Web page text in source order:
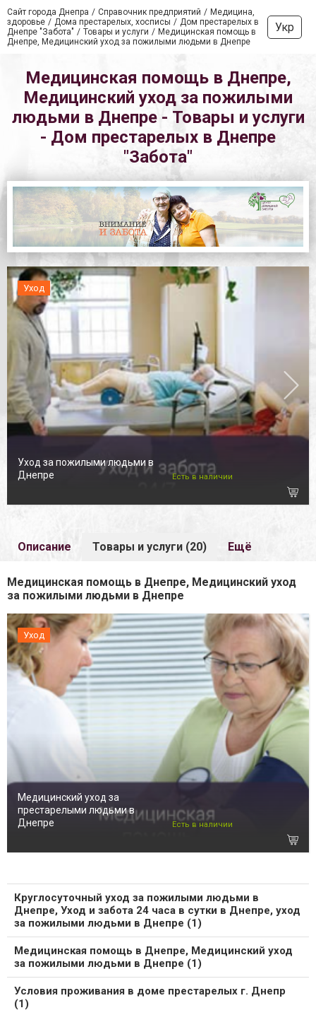
Сайт города Днепра Справочник предприятий
Медицина,
здоровье
Дома престарелых, хосписы
Дом престарелых в
Днепре "Забота"
Товары и услуги
Медицинская помощь в
Днепре, Медицинский уход за пожилыми людьми в Днепре
Укр
Медицинская помощь в Днепре,
Медицинский уход за пожилыми
людьми в Днепре - Товары и услуги
- Дом престарелых в Днепре
"Забота"
Уход
Уход за пожилыми людьми в
Днепре
Есть в наличии
Описание Товары и услуги (20) Ещё
Медицинская помощь в Днепре, Медицинский уход
за пожилыми людьми в Днепре
Уход
Медицинский уход за
престарелыми людьми в
Днепре
Есть в наличии
Круглосуточный уход за пожилыми людьми в
Днепре, Уход и забота 24 часа в сутки в Днепре, уход
за пожилыми людьми в Днепре (1)
Медицинская помощь в Днепре, Медицинский уход
за пожилыми людьми в Днепре (1)
Условия проживания в доме престарелых г. Днепр
(1)